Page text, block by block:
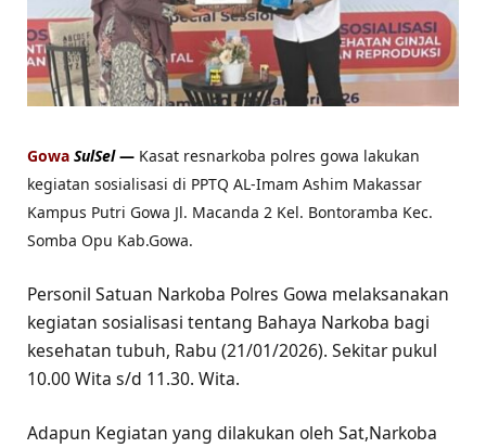
Gowa SulSel— Kasat resnarkoba polres gowa lakukan
kegiatan sosialisasi di PPTQ AL-Imam Ashim Makassar
Kampus Putri Gowa Jl. Macanda 2 Kel. Bontoramba Kec.
Somba Opu Kab.Gowa.
Personil Satuan Narkoba Polres Gowa melaksanakan
kegiatan sosialisasi tentang Bahaya Narkoba bagi
kesehatan tubuh, Rabu (21/01/2026). Sekitar pukul
10.00 Wita s/d 11.30. Wita.
Adapun Kegiatan yang dilakukan oleh Sat,Narkoba